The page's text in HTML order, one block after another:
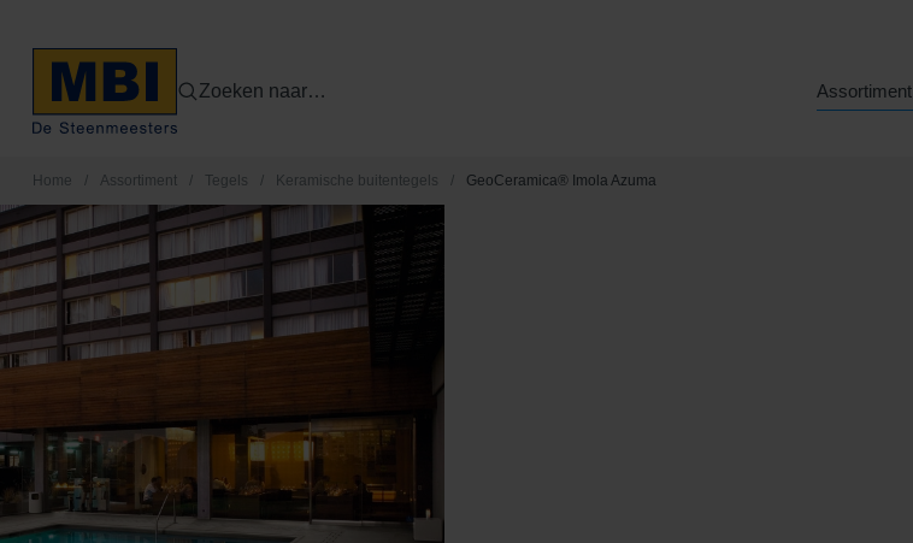
Zoeken naar… Assortiment
Home / Assortiment / Tegels / Keramische buitentegels / GeoCeramica® Imola Azuma